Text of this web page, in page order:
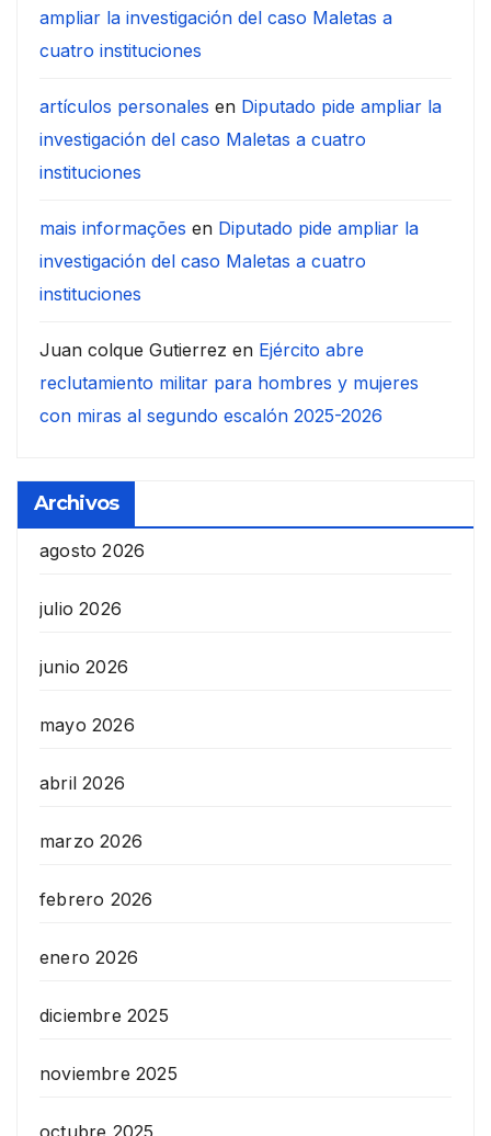
ampliar la investigación del caso Maletas a
cuatro instituciones
artículos personales en Diputado pide ampliar la
investigación del caso Maletas a cuatro
instituciones
mais informações en Diputado pide ampliar la
investigación del caso Maletas a cuatro
instituciones
Juan colque Gutierrez en Ejército abre
reclutamiento militar para hombres y mujeres
con miras al segundo escalón 2025-2026
Archivos
agosto 2026
julio 2026
junio 2026
mayo 2026
abril 2026
marzo 2026
febrero 2026
enero 2026
diciembre 2025
noviembre 2025
octubre 2025